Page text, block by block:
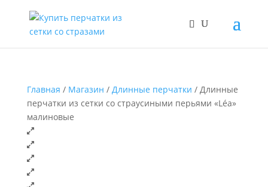
Главная / Магазин / Длинные перчатки / Длинные
перчатки из сетки со страусиными перьями «Léa»
малиновые